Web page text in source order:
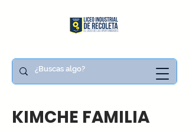
KIMCHE FAMILIA